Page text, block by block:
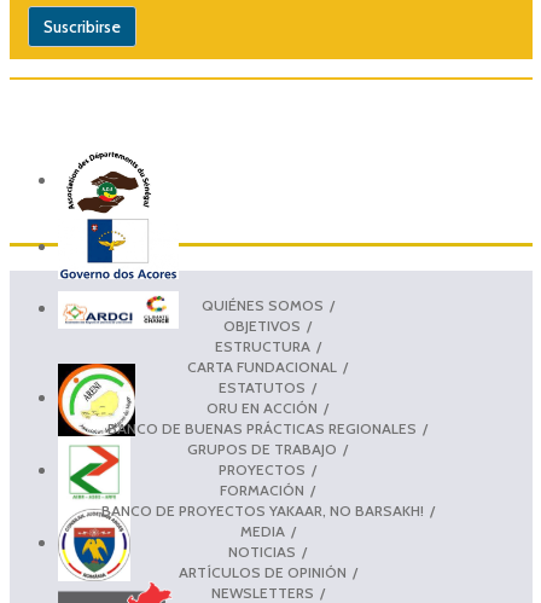
QUIÉNES SOMOS
OBJETIVOS
ESTRUCTURA
CARTA FUNDACIONAL
ESTATUTOS
ORU EN ACCIÓN
BANCO DE BUENAS PRÁCTICAS REGIONALES
GRUPOS DE TRABAJO
PROYECTOS
FORMACIÓN
BANCO DE PROYECTOS YAKAAR, NO BARSAKH!
MEDIA
NOTICIAS
ARTÍCULOS DE OPINIÓN
NEWSLETTERS